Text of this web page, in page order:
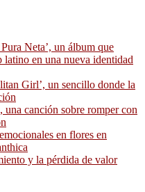
Neta’, un álbum que
en una nueva identidad
Girl’, un sencillo donde la
una canción sobre romper con
en flores en
y la pérdida de valor